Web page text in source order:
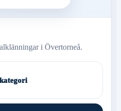
i Övertorneå.